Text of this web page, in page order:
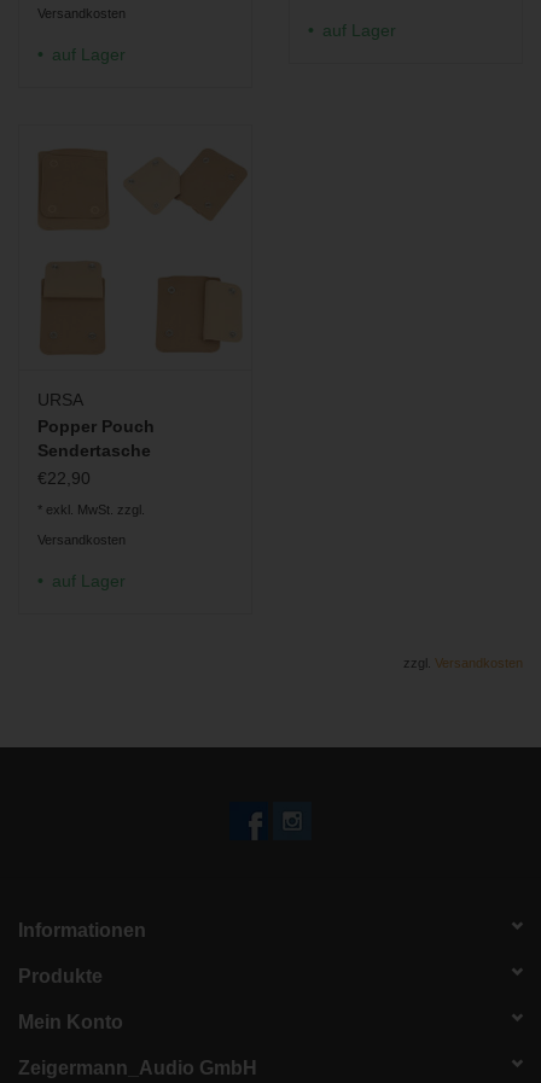
Versandkosten
auf Lager
auf Lager
URSA
Popper Pouch
Sendertasche
€22,90
* exkl. MwSt. zzgl.
Versandkosten
auf Lager
zzgl. Versandkosten
Informationen
Produkte
Mein Konto
Zeigermann_Audio GmbH